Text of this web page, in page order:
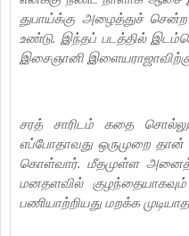
துபாய்க்கு அழைத்துச்
உண்டு. இந்தப் படத்தில்
இசைஞானி இளையராஜாவிற்கு
சரத் சாரிடம் கதை
எப்போதாவது ஒருமுறை
கொள்வார். மீதமுள்ள
மனதளவில்
பணியாற்றியது மறக்க